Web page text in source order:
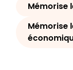
Mémorise
Mémorise